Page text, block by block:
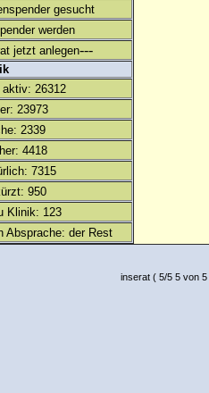
gesucht
werden
jetzt anlegen---
26312
23973
2339
4418
7315
950
Klinik: 123
Absprache: der Rest
inserat( 5/5 5 von 5